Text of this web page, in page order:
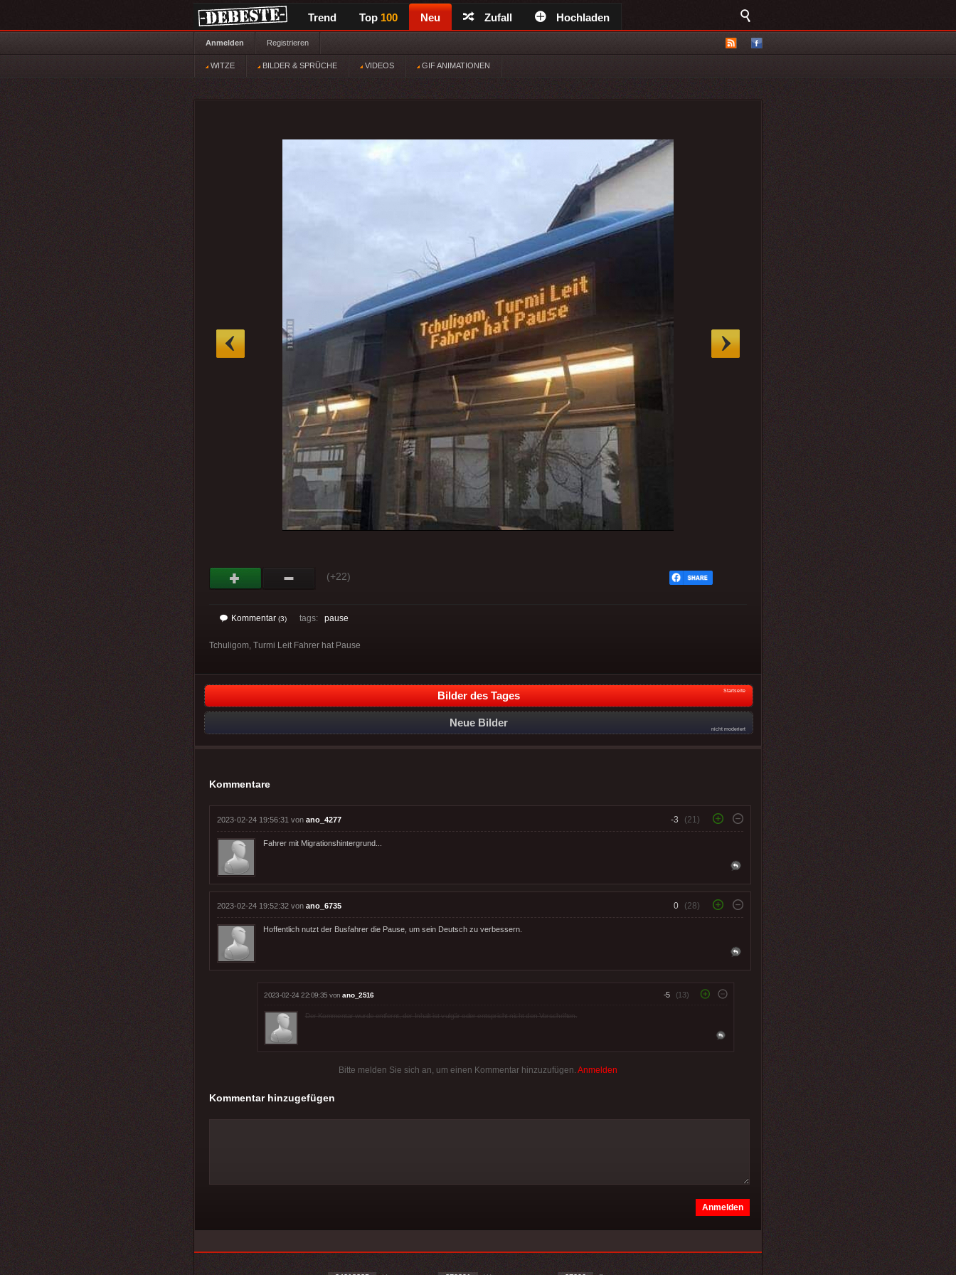
Trend Top 100 Neu Zufall Hochladen
Anmelden Registrieren
WITZE BILDER & SPRÜCHE VIDEOS GIF ANIMATIONEN
(+22)
Kommentar (3) tags: pause
Tchuligom, Turmi Leit Fahrer hat Pause
Bilder des Tages Startseite
Neue Bilder
nicht moderiert
Kommentare
2023-02-24 19:56:31 von ano_4277 -3 (21)
Fahrer mit Migrationshintergrund...
2023-02-24 19:52:32 von ano_6735 0 (28)
Hoffentlich nutzt der Busfahrer die Pause, um sein Deutsch zu verbessern.
2023-02-24 22:09:35 vonano_2516 -5 (13)
Der Kommentar wurde entfernt, der Inhalt ist vulgär oder entspricht nicht den Vorschriften.
Bitte melden Sie sich an, um einen Kommentar hinzuzufügen. Anmelden
Kommentar hinzugefügen